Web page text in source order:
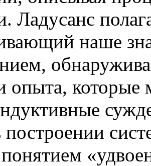
Ладусанс
наше
опыта, которые
построении
понятием